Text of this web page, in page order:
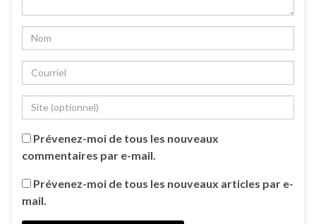
Prévenez-moi de tous les nouveaux
commentaires par e-mail.
Prévenez-moi de tous les nouveaux articles par e-
mail.